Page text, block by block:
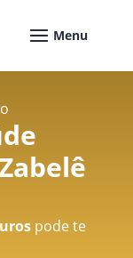
pode te